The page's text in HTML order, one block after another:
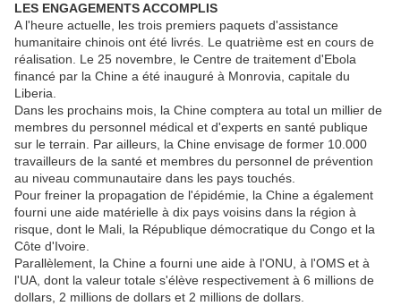
LES ENGAGEMENTS ACCOMPLIS
A l'heure actuelle, les trois premiers paquets d'assistance
humanitaire chinois ont été livrés. Le quatrième est en cours de
réalisation. Le 25 novembre, le Centre de traitement d'Ebola
financé par la Chine a été inauguré à Monrovia, capitale du
Liberia.
Dans les prochains mois, la Chine comptera au total un millier de
membres du personnel médical et d'experts en santé publique
sur le terrain. Par ailleurs, la Chine envisage de former 10.000
travailleurs de la santé et membres du personnel de prévention
au niveau communautaire dans les pays touchés.
Pour freiner la propagation de l'épidémie, la Chine a également
fourni une aide matérielle à dix pays voisins dans la région à
risque, dont le Mali, la République démocratique du Congo et la
Côte d'Ivoire.
Parallèlement, la Chine a fourni une aide à l'ONU, à l'OMS et à
l'UA, dont la valeur totale s'élève respectivement à 6 millions de
dollars, 2 millions de dollars et 2 millions de dollars.